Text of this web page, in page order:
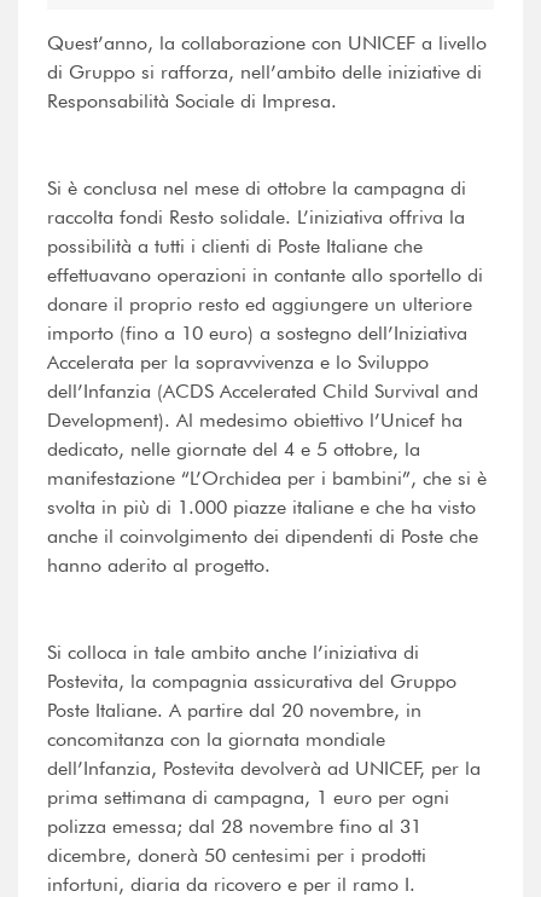
Quest’anno, la collaborazione con UNICEF a livello
di Gruppo si rafforza, nell’ambito delle iniziative di
Responsabilità Sociale di Impresa.
Si è conclusa nel mese di ottobre la campagna di
raccolta fondi Resto solidale. L’iniziativa offriva la
possibilità a tutti i clienti di Poste Italiane che
effettuavano operazioni in contante allo sportello di
donare il proprio resto ed aggiungere un ulteriore
importo (fino a 10 euro) a sostegno dell’Iniziativa
Accelerata per la sopravvivenza e lo Sviluppo
dell’Infanzia (ACDS Accelerated Child Survival and
Development). Al medesimo obiettivo l’Unicef ha
dedicato, nelle giornate del 4 e 5 ottobre, la
manifestazione “L’Orchidea per i bambini”, che si è
svolta in più di 1.000 piazze italiane e che ha visto
anche il coinvolgimento dei dipendenti di Poste che
hanno aderito al progetto.
Si colloca in tale ambito anche l’iniziativa di
Postevita, la compagnia assicurativa del Gruppo
Poste Italiane. A partire dal 20 novembre, in
concomitanza con la giornata mondiale
dell’Infanzia, Postevita devolverà ad UNICEF, per la
prima settimana di campagna, 1 euro per ogni
polizza emessa; dal 28 novembre fino al 31
dicembre, donerà 50 centesimi per i prodotti
infortuni, diaria da ricovero e per il ramo I.